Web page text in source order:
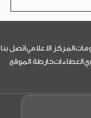
المركز الاعلامياتصل بنا
العطاءاتخارطة الموقع